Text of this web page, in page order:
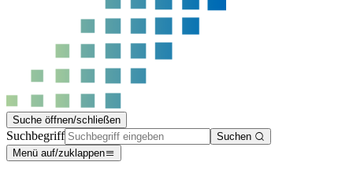
Suche öffnen/schließen
Suchbegriff
Suchen
Menü auf/zuklappen